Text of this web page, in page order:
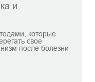
и
которые
свое
после болезни